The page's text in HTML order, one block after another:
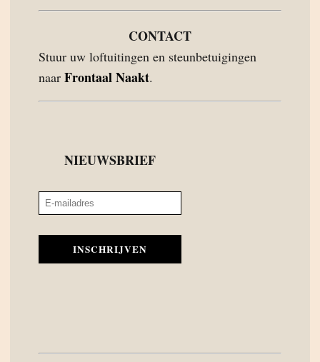
CONTACT
Stuur uw loftuitingen en steunbetuigingen
naar Frontaal Naakt.
NIEUWSBRIEF
INSCHRIJVEN